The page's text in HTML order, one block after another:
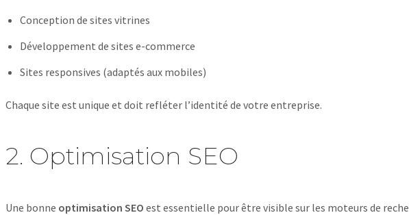
Conception de sites vitrines
Développement de sites e-commerce
Sites responsives (adaptés aux mobiles)
Chaque site est unique et doit refléter l’identité de votre entreprise.
2. Optimisation SEO
Une bonne optimisation SEO est essentielle pour être visible sur les moteurs de